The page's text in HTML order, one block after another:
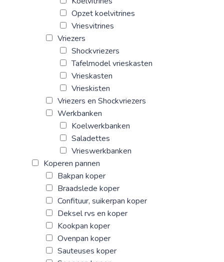
Opzet koelvitrines
Vriesvitrines
Vriezers
Shockvriezers
Tafelmodel vrieskasten
Vrieskasten
Vrieskisten
Vriezers en Shockvriezers
Werkbanken
Koelwerkbanken
Saladettes
Vrieswerkbanken
Koperen pannen
Bakpan koper
Braadslede koper
Confituur, suikerpan koper
Deksel rvs en koper
Kookpan koper
Ovenpan koper
Sauteuses koper